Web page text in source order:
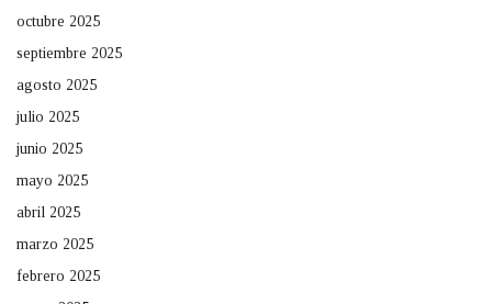
octubre 2025
septiembre 2025
agosto 2025
julio 2025
junio 2025
mayo 2025
abril 2025
marzo 2025
febrero 2025